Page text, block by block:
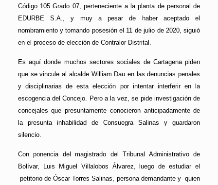
Código 105 Grado 07, perteneciente a la planta de personal de
EDURBE S.A., y muy a pesar de haber aceptado el
nombramiento y tomando posesión el 11 de julio de 2020, siguió
en el proceso de elección de Contralor Distrital.
Es aquí donde muchos sectores sociales de Cartagena piden
que se vincule al alcalde William Dau en las denuncias penales
y disciplinarias de esta elección por intentar interferir en la
escogencia del Concejo. Pero a la vez, se pide investigación de
concejales que presuntamente conocieron anticipadamente de
la presunta inhabilidad de Consuegra Salinas y guardaron
silencio.
Con ponencia del magistrado del Tribunal Administrativo de
Bolívar, Luis Miguel Villalobos Álvarez, luego de estudiar el
petitorio de Óscar Torres Salinas, persona demandante y quien